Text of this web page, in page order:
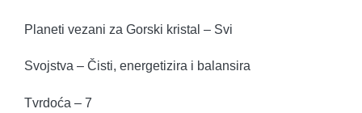
Planeti vezani za Gorski kristal – Svi
Svojstva – Čisti, energetizira i balansira
Tvrdoća – 7